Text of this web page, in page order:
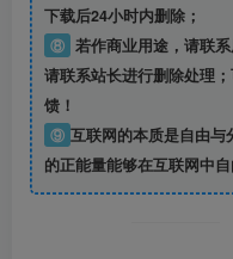
下载后24小时内删除；
⑧ 若作商业用途，请联
请联系站长进行删除处理
馈！
⑨ 互联网的本质是自由与
的正能量能够在互联网中自